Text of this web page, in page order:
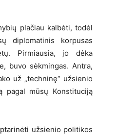
plačiau kalbėti, todėl
diplomatinis korpusas
Pirmiausia, jo dėka
buvo sėkmingas. Antra,
už „techninę“ užsienio
mūsų Konstituciją
užsienio politikos